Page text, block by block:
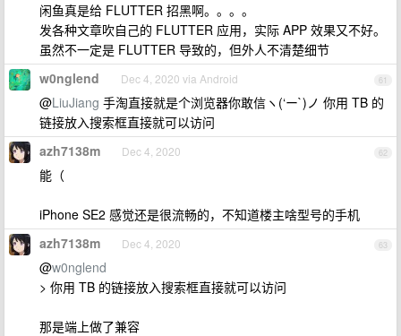
闲鱼真是给 FLUTTER 招黑啊。。。。
发各种文章吹自己的 FLUTTER 应用，实际 APP 效果又不好。
虽然不一定是 FLUTTER 导致的，但外人不清楚细节
61
w0nglend Dec 4, 2020 via Android
@LiuJiang 手淘直接就是个浏览器你敢信ヽ(‘ー`)ノ 你用 TB 的
链接放入搜索框直接就可以访问
62
azh7138m Dec 4, 2020
能（
iPhone SE2 感觉还是很流畅的，不知道楼主啥型号的手机
63
azh7138m Dec 4, 2020
@w0nglend
> 你用 TB 的链接放入搜索框直接就可以访问
那是端上做了兼容